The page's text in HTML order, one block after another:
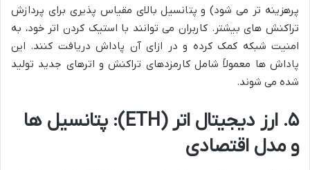
پرهزینه تر می شود) و پتانسیل بالای مقیاس پذیری برای پردازش
تراکنش های بیشتر. کاربران می توانند با استیک کردن اتر خود، به
امنیت شبکه کمک کرده و در ازای آن پاداش دریافت کنند. این
پاداش ها معمولاً شامل کارمزدهای تراکنش و اترهای جدید تولید
شده می شوند.
۵. ارز دیجیتال اتر (ETH): پتانسیل ها
و مدل اقتصادی